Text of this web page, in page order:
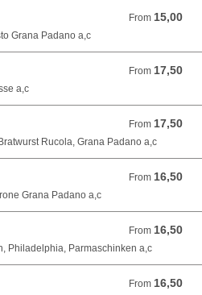
From 15,00
From 15,00 EUR
Grana Padano a,c
From 17,50
From 17,50 EUR
a,c
From 17,50
From 17,50 EUR
Rucola, Grana Padano a,c
From 16,50
From 16,50 EUR
Grana Padano a,c
From 16,50
From 16,50 EUR
Philadelphia, Parmaschinken a,c
From 16,50
From 16,50 EUR